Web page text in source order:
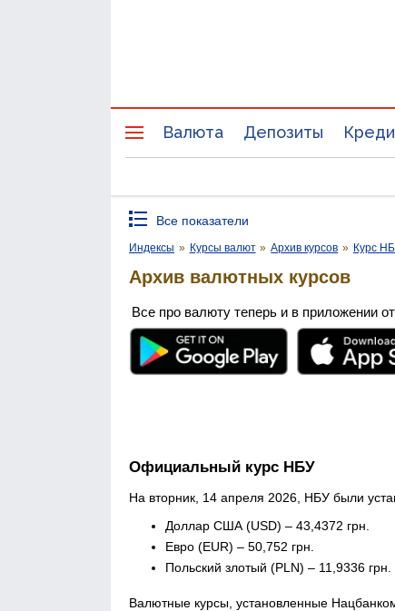
Валюта Депозиты
Все показатели
Индексы » Курсы валют » Архив курсов » Курс
Архив валютных курсов
Все про валюту теперь и в приложении
Официальный курс НБУ
На вторник, 14 апреля 2026, НБУ были
Доллар США (USD) – 43,4372 грн.
Евро (EUR) – 50,752 грн.
Польский злотый (PLN) – 11,9336 грн.
Валютные курсы, установленные